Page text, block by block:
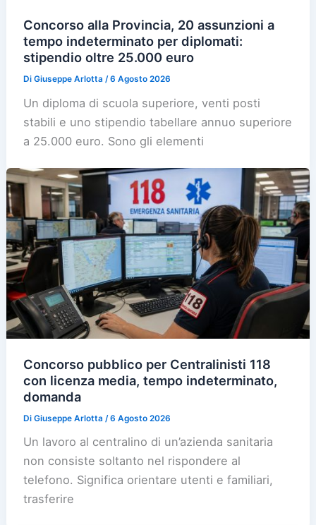
Concorso alla Provincia, 20 assunzioni a
tempo indeterminato per diplomati:
stipendio oltre 25.000 euro
DiGiuseppe Arlotta /6 Agosto 2026
Un diploma di scuola superiore, venti posti
stabili e uno stipendio tabellare annuo superiore
a 25.000 euro. Sono gli elementi
Concorso pubblico per Centralinisti 118
con licenza media, tempo indeterminato,
domanda
DiGiuseppe Arlotta /6 Agosto 2026
Un lavoro al centralino di un’azienda sanitaria
non consiste soltanto nel rispondere al
telefono. Significa orientare utenti e familiari,
trasferire